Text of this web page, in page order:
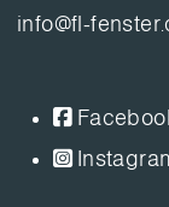
info@fl-